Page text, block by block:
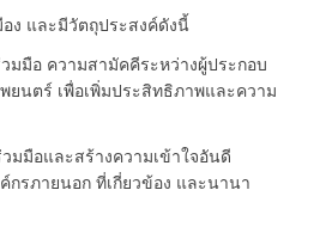
อง และมีวัตถุประสงค์ดังนี้
อ ความสามัคคีระหว่างผู้ประกอบ
ยนตร์ เพื่อเพิ่มประสิทธิภาพและความ
อและสร้างความเข้าใจอันดี
กรภายนอก ที่เกี่ยวข้อง และนานา